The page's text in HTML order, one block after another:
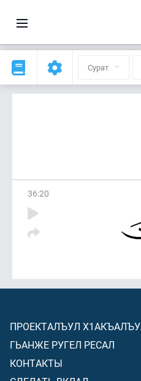
Сурат
36:20
ПРОЕКТАЛЪУЛ
ГЬАНЖЕ РУГЕЛ РЕСАЛ
КОНТАКТЫ